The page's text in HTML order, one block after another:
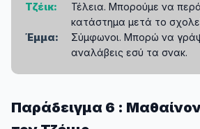
Τζέικ:
Τέλεια. Μπορούμε να
κατάστημα μετά το
Έμμα:
Σύμφωνοι. Μπορώ να
αναλάβεις εσύ τα σνακ.
Παράδειγμα 6 :